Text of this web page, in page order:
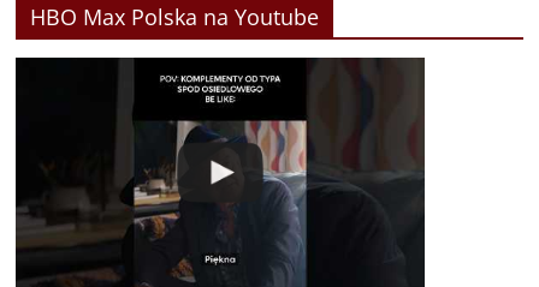
HBO Max Polska na Youtube